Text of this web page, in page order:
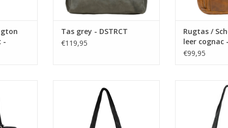
-
Tas grey - DSTRCT
€119,95
Rugtas /
leer cognac
€99,95
als
dat niet
en de
over een
voor
hoofdcompartiment met interne
vak verdeling, tevens ritsvak. Met
intern extra rits- en steekvak voor
je belangrijkste 'dagelijkse'
Zowel de voor-
van de tas
en er is een
verstelbare